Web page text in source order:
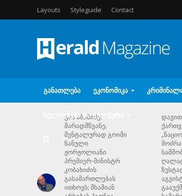
Layouts Styleguide Contact
ᲒᲐᲜᲐᲗᲚᲔᲑᲐ ᲔᲙᲝᲜᲝᲛᲘᲙᲐ
ᲮᲔᲚᲝᲕᲜᲔᲑᲐ ᲓᲐ ᲙᲣᲚᲢᲣᲠᲐ
გია აბაშიძე:
მარადმწვანე,
მენტალურად გოიმი
ნანული
ჟორჟოლიანი
პრემიერ-მინისტრ
კობახიძის
გასამართლებას
ითხოვს; შხამიან
დავით